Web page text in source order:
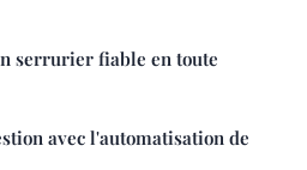
serrurier fiable en toute
avec l'automatisation de